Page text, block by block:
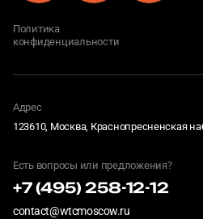
Политика
конфиденциальности
Адрес
123610, Москва, Краснопресненская
Есть вопросы или предложения?
+7 (495) 258-12-12
contact@wtcmoscow.ru